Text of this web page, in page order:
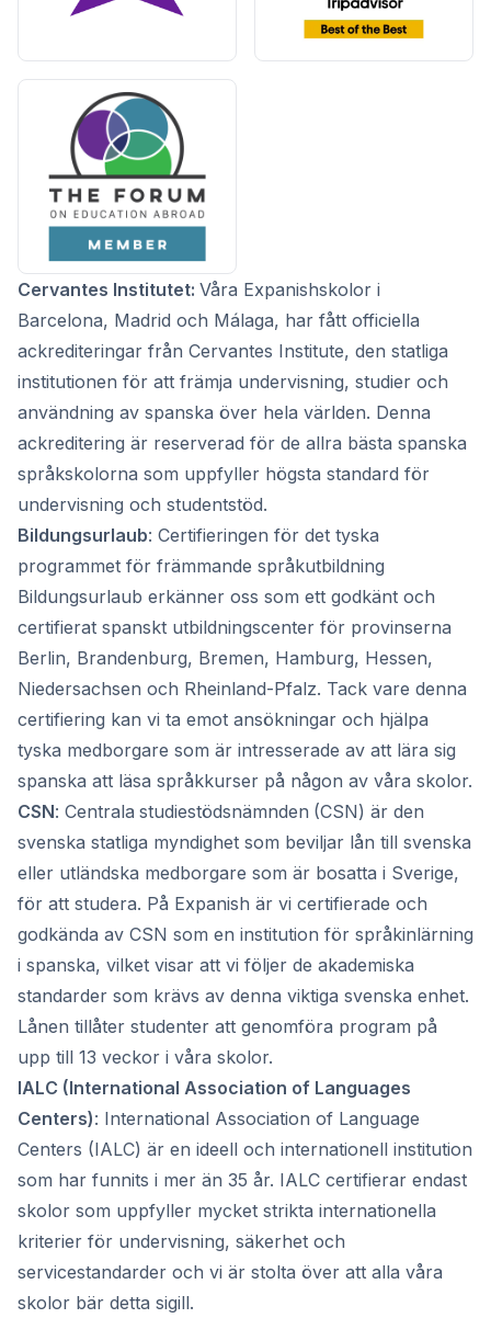
Cervantes Institutet: Våra Expanishskolor i
Barcelona, ​​Madrid och Málaga, har fått officiella
ackrediteringar från Cervantes Institute, den statliga
institutionen för att främja undervisning, studier och
användning av spanska över hela världen. Denna
ackreditering är reserverad för de allra bästa spanska
språkskolorna som uppfyller högsta standard för
undervisning och studentstöd.
Bildungsurlaub: Certifieringen för det tyska
programmet för främmande språkutbildning
Bildungsurlaub erkänner oss som ett godkänt och
certifierat spanskt utbildningscenter för provinserna
Berlin, Brandenburg, Bremen, Hamburg, Hessen,
Niedersachsen och Rheinland-Pfalz. Tack vare denna
certifiering kan vi ta emot ansökningar och hjälpa
tyska medborgare som är intresserade av att lära sig
spanska att läsa språkkurser på någon av våra skolor.
CSN: Centrala studiestödsnämnden (CSN) är den
svenska statliga myndighet som beviljar lån till svenska
eller utländska medborgare som är bosatta i Sverige,
för att studera. På Expanish är vi certifierade och
godkända av CSN som en institution för språkinlärning
i spanska, vilket visar att vi följer de akademiska
standarder som krävs av denna viktiga svenska enhet.
Lånen tillåter studenter att genomföra program på
upp till 13 veckor i våra skolor.
IALC (International Association of Languages
Centers): International Association of Language
Centers (IALC) är en ideell och internationell institution
som har funnits i mer än 35 år. IALC certifierar endast
skolor som uppfyller mycket strikta internationella
kriterier för undervisning, säkerhet och
servicestandarder och vi är stolta över att alla våra
skolor bär detta sigill.